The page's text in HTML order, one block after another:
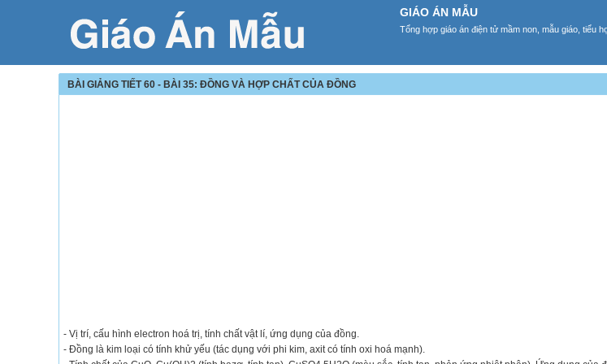
GIÁO ÁN MẪU
Tổng hợp giáo án điện tử mầm non, mẫu giáo, tiểu
BÀI GIẢNG TIẾT 60 - BÀI 35: ĐỒNG VÀ HỢP CHẤT CỦA ĐỒNG
- Vị trí, cấu hình electron hoá trị, tính chất vật lí, ứng dụng của đồng.
- Đồng là kim loại có tính khử yếu (tác dụng với phi kim, axit có tính oxi hoá mạnh).